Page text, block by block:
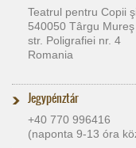
Teatrul pentru Copii
540050 Târgu Mureş
str. Poligrafiei nr. 4
Romania
Jegypénztár
+40 770 996416
(naponta 9-13 óra